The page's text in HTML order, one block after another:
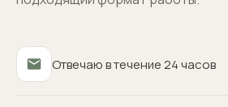
Отвечаю в течение 24 часов